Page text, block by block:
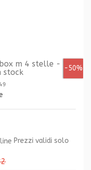
-50%
m 4 stelle -
stock
Prezzi validi solo